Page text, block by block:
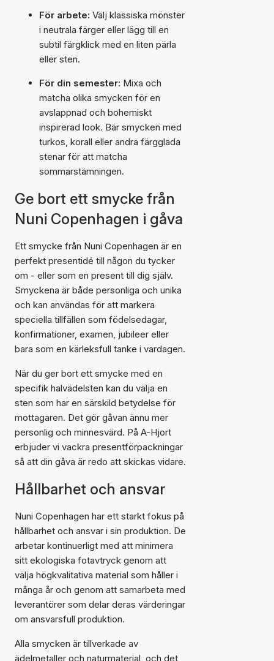
För arbete: Välj klassiska mönster
i neutrala färger eller lägg till en
subtil färgklick med en liten pärla
eller sten.
För din semester: Mixa och
matcha olika smycken för en
avslappnad och bohemiskt
inspirerad look. Bär smycken med
turkos, korall eller andra färgglada
stenar för att matcha
sommarstämningen.
Ge bort ett smycke från
Nuni Copenhagen i gåva
Ett smycke från Nuni Copenhagen är en
perfekt presentidé till någon du tycker
om - eller som en present till dig själv.
Smyckena är både personliga och unika
och kan användas för att markera
speciella tillfällen som födelsedagar,
konfirmationer, examen, jubileer eller
bara som en kärleksfull tanke i vardagen.
När du ger bort ett smycke med en
specifik halvädelsten kan du välja en
sten som har en särskild betydelse för
mottagaren. Det gör gåvan ännu mer
personlig och minnesvärd. På A-Hjort
erbjuder vi vackra presentförpackningar
så att din gåva är redo att skickas vidare.
Hållbarhet och ansvar
Nuni Copenhagen har ett starkt fokus på
hållbarhet och ansvar i sin produktion. De
arbetar kontinuerligt med att minimera
sitt ekologiska fotavtryck genom att
välja högkvalitativa material som håller i
många år och genom att samarbeta med
leverantörer som delar deras värderingar
om ansvarsfull produktion.
Alla smycken är tillverkade av
ädelmetaller och naturmaterial, och det